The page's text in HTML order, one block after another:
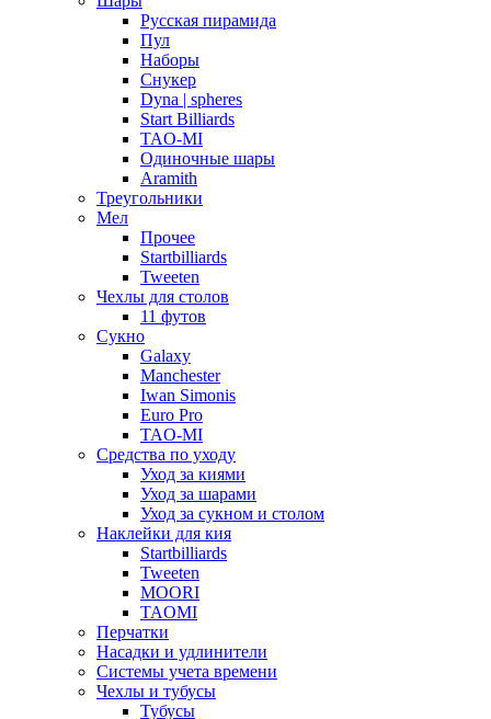
Русская пирамида
Пул
Наборы
Снукер
Dyna | spheres
Start Billiards
TAO-MI
Одиночные шары
Aramith
Треугольники
Мел
Прочее
Startbilliards
Tweeten
Чехлы для столов
11 футов
Сукно
Galaxy
Manchester
Iwan Simonis
Euro Pro
TAO-MI
Средства по уходу
Уход за киями
Уход за шарами
Уход за сукном и столом
Наклейки для кия
Startbilliards
Tweeten
MOORI
TAOMI
Перчатки
Насадки и удлинители
Системы учета времени
Чехлы и тубусы
Тубусы